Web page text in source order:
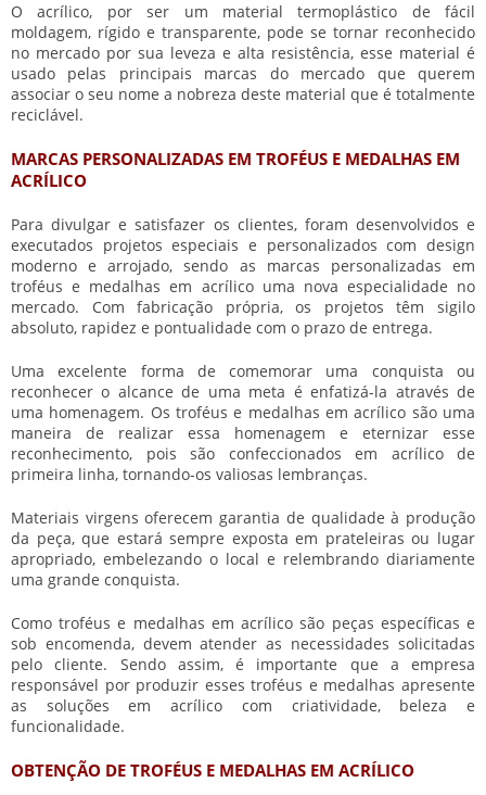
O acrílico, por ser um material termoplástico de fácil
moldagem, rígido e transparente, pode se tornar reconhecido
no mercado por sua leveza e alta resistência, esse material é
usado pelas principais marcas do mercado que querem
associar o seu nome a nobreza deste material que é totalmente
reciclável.
MARCAS PERSONALIZADAS EM TROFÉUS E MEDALHAS EM
ACRÍLICO
Para divulgar e satisfazer os clientes, foram desenvolvidos e
executados projetos especiais e personalizados com design
moderno e arrojado, sendo as marcas personalizadas em
troféus e medalhas em acrílicouma nova especialidade no
mercado. Com fabricação própria, os projetos têm sigilo
absoluto, rapidez e pontualidade com o prazo de entrega.
Uma excelente forma de comemorar uma conquista ou
reconhecer o alcance de uma meta é enfatizá-la através de
uma homenagem. Os troféus e medalhas em acrílico são uma
maneira de realizar essa homenagem e eternizar esse
reconhecimento, pois são confeccionados em acrílico de
primeira linha, tornando-os valiosas lembranças.
Materiais virgens oferecem garantia de qualidade à produção
da peça, que estará sempre exposta em prateleiras ou lugar
apropriado, embelezando o local e relembrando diariamente
uma grande conquista.
Comotroféus e medalhas em acrílico são peças específicas e
sob encomenda, devem atender as necessidades solicitadas
pelo cliente. Sendo assim, é importante que a empresa
responsável por produzir esses troféus e medalhas apresente
as soluções em acrílico com criatividade, beleza e
funcionalidade.
OBTENÇÃO DE TROFÉUS E MEDALHAS EM ACRÍLICO